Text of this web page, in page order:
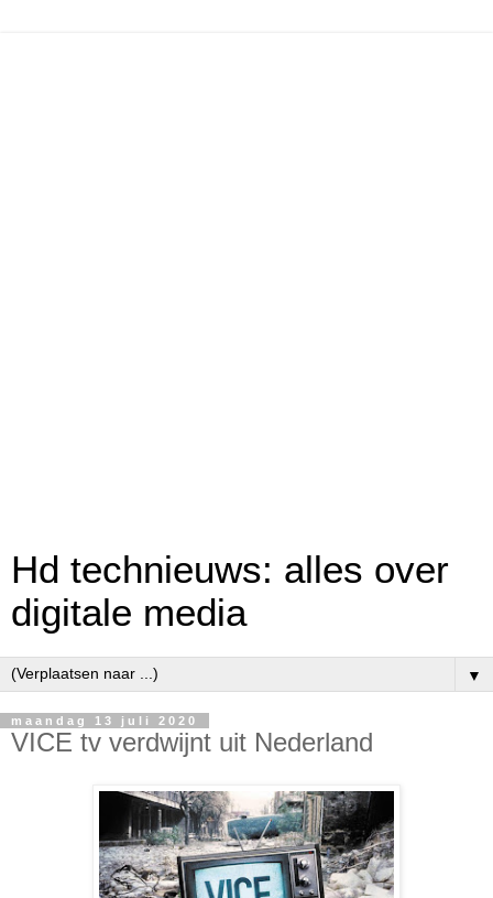
Hd technieuws: alles over
digitale media
▼
maandag 13 juli 2020
VICE tv verdwijnt uit Nederland